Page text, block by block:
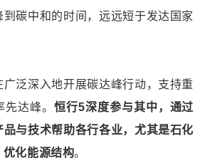
到碳中和的时间，远远短于发达国家
泛深入地开展碳达峰行动，支持重
先达峰。恒行5深度参与其中，通过
与技术帮助各行各业，尤其是石化
优化能源结构。